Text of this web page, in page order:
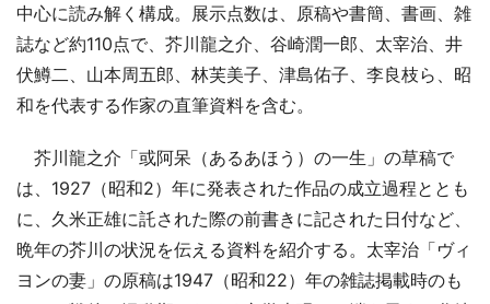
中心に読み解く構成。展示点数は、原稿や書簡、書画、雑
誌など約110点で、芥川龍之介、谷崎潤一郎、太宰治、井
伏鱒二、山本周五郎、林芙美子、津島佑子、李良枝ら、昭
和を代表する作家の直筆資料を含む。
芥川龍之介「或阿呆（あるあほう）の一生」の草稿で
は、1927（昭和2）年に発表された作品の成立過程ととも
に、久米正雄に託された際の前書きに記された日付など、
晩年の芥川の状況を伝える資料を紹介する。太宰治「ヴィ
ヨンの妻」の原稿は1947（昭和22）年の雑誌掲載時のも